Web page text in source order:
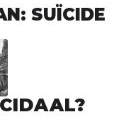
SUÏCIDE